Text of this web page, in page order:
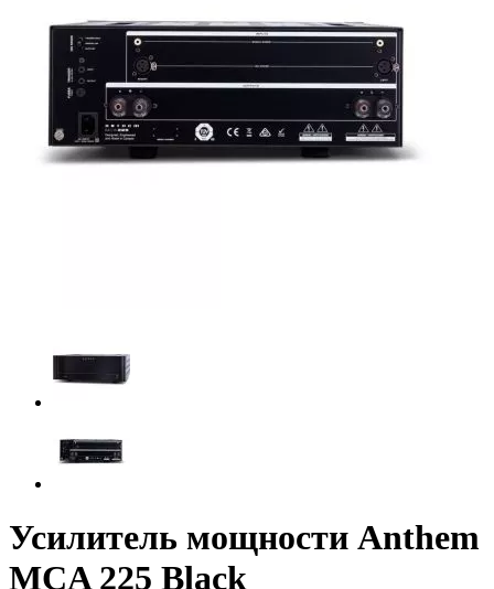
Усилитель мощности Anthem
MCA 225 Black